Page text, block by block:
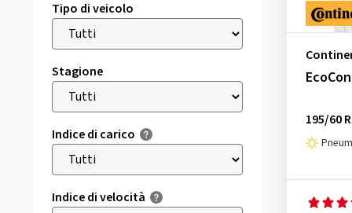
Tipo di veicolo
Stagione
Indice di carico
Indice di velocità
195/60